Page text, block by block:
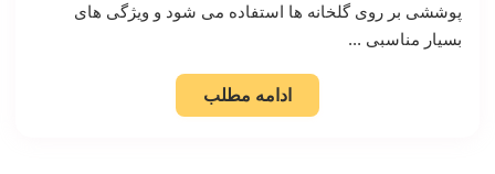
پوششی بر روی گلخانه ها استفاده می شود و ویژگی های
بسیار مناسبی ...
ادامه مطلب